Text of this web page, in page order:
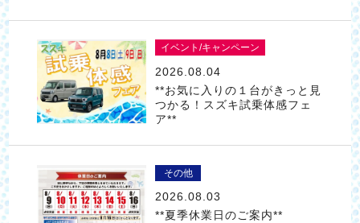
イベント/キャンペーン
2026.08.04
**お気に入りの１台がきっと見
つかる！スズキ試乗体感フェ
ア**
その他
2026.08.03
**夏季休業日のご案内**